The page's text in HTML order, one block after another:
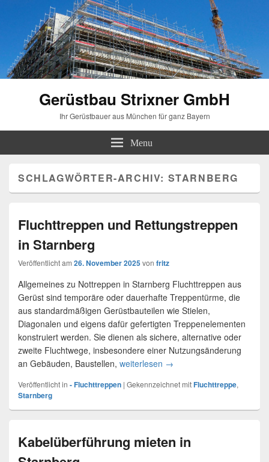
Gerüstbau Strixner GmbH
Ihr Gerüstbauer aus München für ganz Bayern
Menu
SCHLAGWÖRTER-ARCHIV: STARNBERG
Fluchttreppen und Rettungstreppen
in Starnberg
Veröffentlicht am 26. November 2025von fritz
Allgemeines zu Nottreppen in Starnberg Fluchttreppen aus
Gerüst sind temporäre oder dauerhafte Treppentürme, die
aus standardmäßigen Gerüstbauteilen wie Stielen,
Diagonalen und eigens dafür gefertigten Treppenelementen
konstruiert werden. Sie dienen als sichere, alternative oder
zweite Fluchtwege, insbesondere einer Nutzungsänderung
an Gebäuden, Baustellen, weiterlesen Fluchttreppen und
→
Veröffentlicht in - Fluchttreppen | Gekennzeichnet mitFluchttreppe,
Starnberg
Kabelüberführung mieten in